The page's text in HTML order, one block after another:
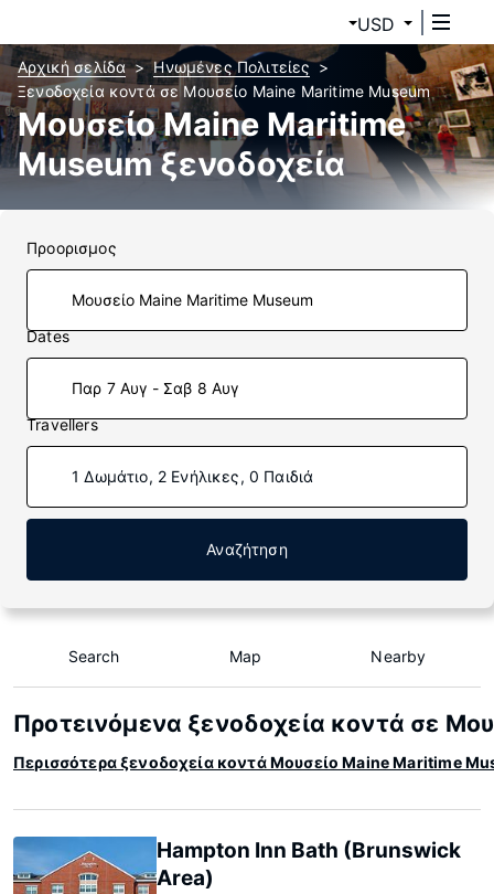
USD
Αρχική σελίδα
Ηνωμένες Πολιτείες
Ξενοδοχεία κοντά σε Μουσείο Maine Maritime Museum
Μουσείο Maine Maritime
Museum ξενοδοχεία
Προορισμος
Dates
Παρ 7 Αυγ - Σαβ 8 Αυγ
Travellers
1 Δωμάτιο, 2 Ενήλικες, 0 Παιδιά
Αναζήτηση
Search Map Nearby
Προτεινόμενα ξενοδοχεία κοντά σε
Περισσότερα ξενοδοχεία κοντά Μουσείο Maine Maritime
Hampton Inn Bath (Brunswick
Area)